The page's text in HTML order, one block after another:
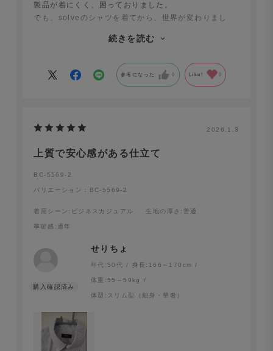
製品が着にくく、困っておりました。
でも、solveのシャツを着てから、世界が変わりまし
首元が苦しく無いし、胸元も余裕がある。
になれました！！
続きを読む
参考になった 0 Like! 0
2026.1.3
上質で安心感がある仕立て
BC-5569-2
バリエーション：BC-5569-2
着用シーン :ビジネスカジュアル 生地の厚さ :普通
季節感 :通年
せりちょ
年代: 50代 身長: 166～170cm
体重: 55～59kg
体型: スリム型（細身・華奢）